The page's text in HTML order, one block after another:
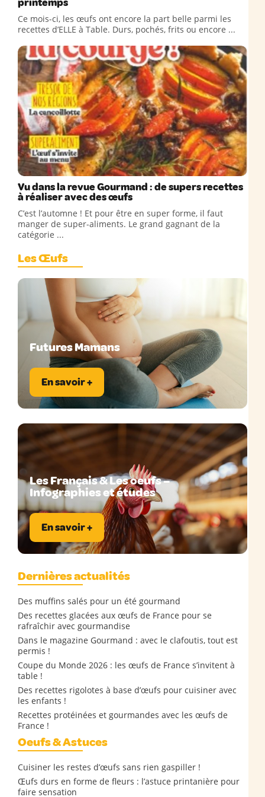
printemps
Ce mois-ci, les œufs ont encore la part belle parmi les
recettes d’ELLE à Table. Durs, pochés, frits ou encore ...
Vu dans la revue Gourmand : de supers recettes
à réaliser avec des œufs
C’est l’automne ! Et pour être en super forme, il faut
manger de super-aliments. Le grand gagnant de la
catégorie ...
Les Œufs
Futures Mamans
En savoir +
Les Français & Les oeufs –
Infographies et études
En savoir +
Dernières actualités
Des muffins salés pour un été gourmand
Des recettes glacées aux œufs de France pour se
rafraîchir avec gourmandise
Dans le magazine Gourmand : avec le clafoutis, tout est
permis !
Coupe du Monde 2026 : les œufs de France s’invitent à
table !
Des recettes rigolotes à base d’œufs pour cuisiner avec
les enfants !
Recettes protéinées et gourmandes avec les œufs de
France !
Oeufs & Astuces
Cuisiner les restes d’œufs sans rien gaspiller !
Œufs durs en forme de fleurs : l’astuce printanière pour
faire sensation